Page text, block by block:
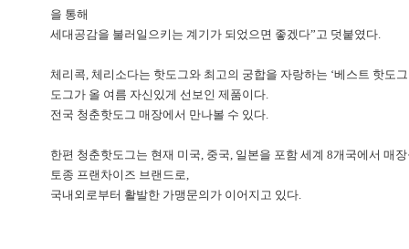
을 통해
세대공감을 불러일으키는 계기가 되었으면 좋겠다”고 덧붙였다.
체리콕, 체리소다는 핫도그와 최고의 궁합을 자랑하는 ‘베스트 핫도
도그가 올 여름 자신있게 선보인 제품이다.
전국 청춘핫도그 매장에서 만나볼 수 있다.
한편 청춘핫도그는 현재 미국, 중국, 일본을 포함 세계 8개국에서 매
토종 프랜차이즈 브랜드로,
국내외로부터 활발한 가맹문의가 이어지고 있다.